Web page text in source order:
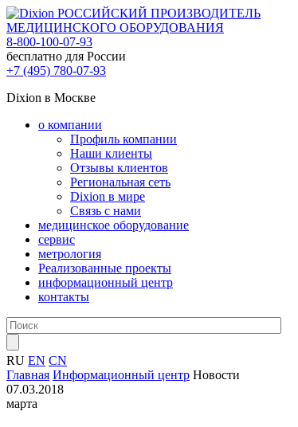
РОССИЙСКИЙ ПРОИЗВОДИТЕЛЬ
МЕДИЦИНСКОГО ОБОРУДОВАНИЯ
8-800-100-07-93
бесплатно для России
+7 (495) 780-07-93
Dixion в Москве
о компании
Профиль компании
Наши клиенты
Отзывы клиентов
Региональная сеть
Dixion в мире
Связь с нами
медицинское оборудование
сервис
метрология
Реализованные проекты
информационный центр
контакты
RU EN CN
Главная Информационный центр Новости
07.03.2018
марта